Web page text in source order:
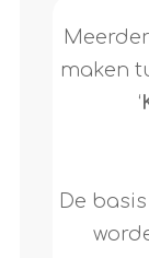
maken
‘
De